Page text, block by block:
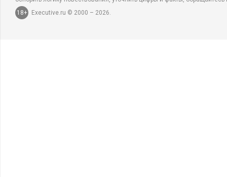
18+
Executive.ru © 2000 – 2026.